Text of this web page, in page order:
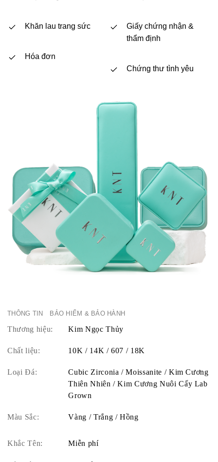
Khăn lau trang sức
Hóa đơn
Giấy chứng nhận &
thẩm định
Chứng thư tình yêu
THÔNG TIN BẢO HIỂM & BẢO HÀNH
Thương hiệu: Kim Ngọc Thủy
Chất liệu: 10K / 14K / 607 / 18K
Loại Đá:
Cubic Zirconia / Moissanite / Kim Cương
Thiên Nhiên / Kim Cương Nuôi Cấy Lab
Grown
Màu Sắc: Vàng / Trắng / Hồng
Khắc Tên: Miễn phí